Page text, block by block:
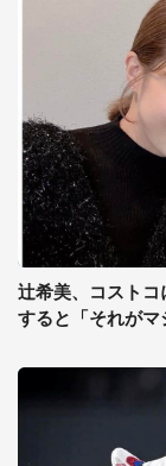
辻希美、コスト
すると「それがマ